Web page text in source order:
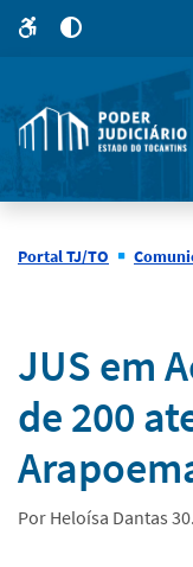
modo
de
alto
Portal TJ/TO
Notícias
JUS em
de 200
Por Heloísa Dantas